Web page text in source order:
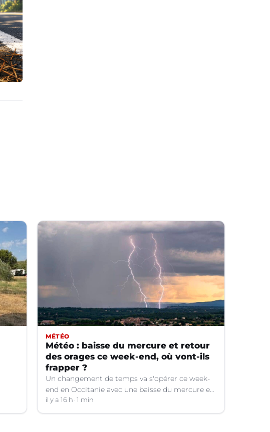
MÉTÉO
Météo : baisse du mercure et retour
des orages ce week-end, où vont-ils
frapper ?
Un changement de temps va s'opérer ce week-
end en Occitanie avec une baisse du mercure et
le retour d'orages dans certains départements.
il y a 16 h 1 min